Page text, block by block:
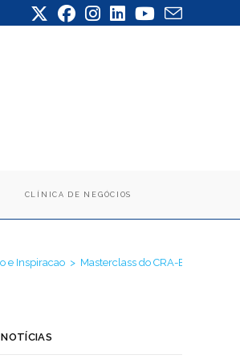
CLÍNICA DE NEGÓCIOS
e Inspiracao > Masterclass do CRA-ES forma